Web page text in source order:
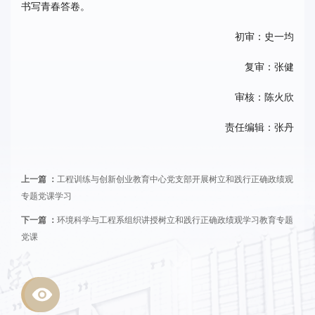
书写青春答卷。
初审：史一均
复审：张健
审核：陈火欣
责任编辑：张丹
上一篇 ： 工程训练与创新创业教育中心党支部开展树立和践行正确政绩观
专题党课学习
下一篇 ： 环境科学与工程系组织讲授树立和践行正确政绩观学习教育专题
党课